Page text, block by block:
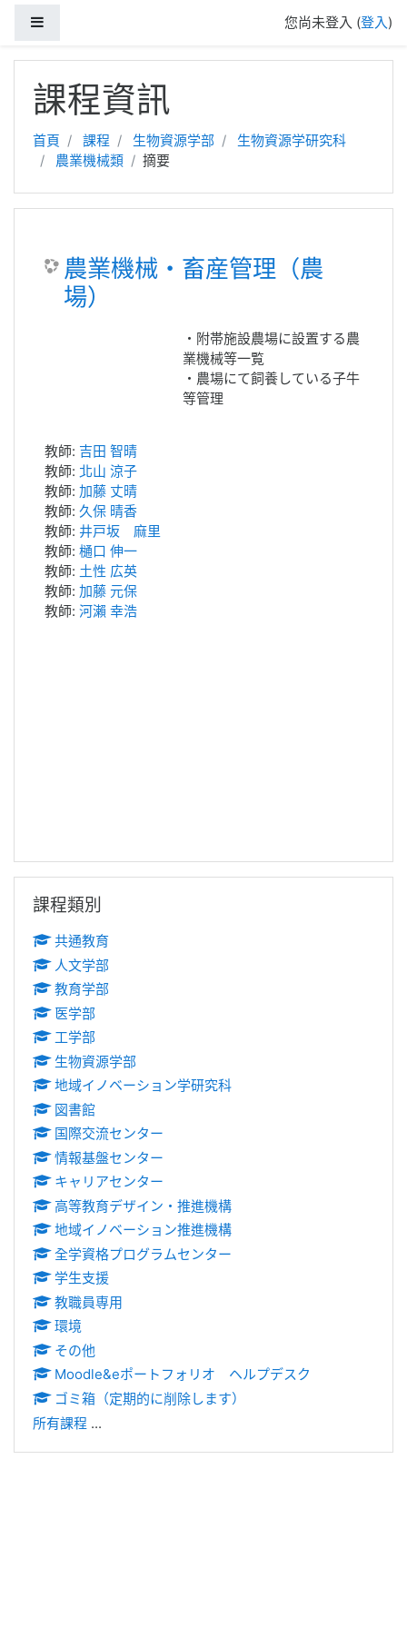
您尚未登入 (登入)
課程資訊
首頁 課程 生物資源学部
生物資源学研究科
農業機械類
摘要
農業機械・畜産管理（農
場）
・附帯施設農場に設置する農
業機械等一覧
・農場にて飼養している子牛
等管理
教師: 吉田 智晴
教師: 北山 涼子
教師: 加藤 丈晴
教師: 久保 晴香
教師: 井戸坂 麻里
教師: 樋口 伸一
教師: 土性 広英
教師: 加藤 元保
教師: 河瀨 幸浩
課程類別
共通教育
人文学部
教育学部
医学部
工学部
生物資源学部
地域イノベーション学研究科
図書館
国際交流センター
情報基盤センター
キャリアセンター
高等教育デザイン・推進機構
地域イノベーション推進機構
全学資格プログラムセンター
学生支援
教職員専用
環境
その他
Moodle&eポートフォリオ ヘルプデスク
ゴミ箱（定期的に削除します）
所有課程 ...